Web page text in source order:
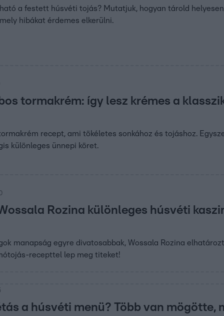
a festett húsvéti tojás? Mutatjuk, hogyan tárold
hibákat érdemes elkerülni.
tormakrém: így lesz krémes a
recept, ami tökéletes sonkához és tojáshoz.
különleges ünnepi köret.
Rozina különleges húsvéti
manapság egyre divatosabbak, Wossala Rozina
recepttel lep meg titeket!
a húsvéti menü? Több van mögötte,